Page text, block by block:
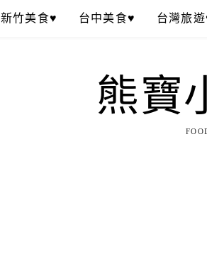
新竹美食♥ 台中美食♥ 台灣旅
熊寶